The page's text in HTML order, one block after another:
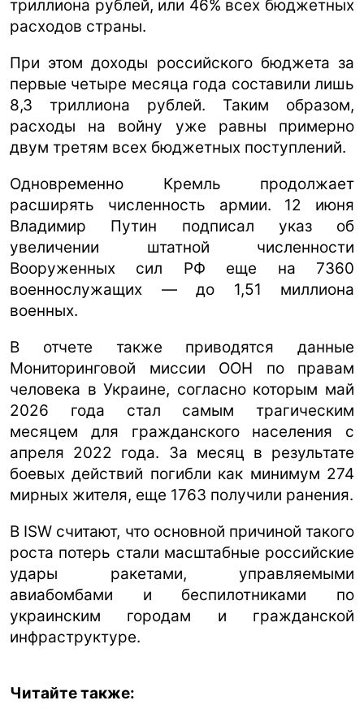
триллиона рублей, или 46% всех бюджетных
расходов страны.
При этом доходы российского бюджета за
первые четыре месяца года составили лишь
8,3 триллиона рублей. Таким образом,
расходы на войну уже равны примерно
двум третям всех бюджетных поступлений.
Одновременно Кремль продолжает
расширять численность армии. 12 июня
Владимир Путин подписал указ об
увеличении штатной численности
Вооруженных сил РФ еще на 7360
военнослужащих — до 1,51 миллиона
военных.
В отчете также приводятся данные
Мониторинговой миссии ООН по правам
человека в Украине, согласно которым май
2026 года стал самым трагическим
месяцем для гражданского населения с
апреля 2022 года. За месяц в результате
боевых действий погибли как минимум 274
мирных жителя, еще 1763 получили ранения.
В ISW считают, что основной причиной такого
роста потерь стали масштабные российские
удары ракетами, управляемыми
авиабомбами и беспилотниками по
украинским городам и гражданской
инфраструктуре.
Читайте также: